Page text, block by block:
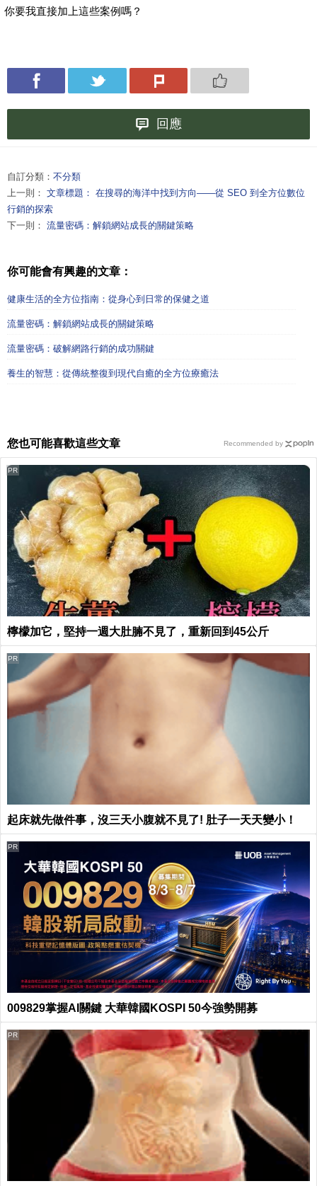
你要我直接加上這些案例嗎？
回應
自訂分類： 不分類
上一則： 文章標題： 在搜尋的海洋中找到方向——從 SEO 到全方位數位
行銷的探索
下一則： 流量密碼：解鎖網站成長的關鍵策略
你可能會有興趣的文章：
健康生活的全方位指南：從身心到日常的保健之道
流量密碼：解鎖網站成長的關鍵策略
流量密碼：破解網路行銷的成功關鍵
養生的智慧：從傳統整復到現代自癒的全方位療癒法
您也可能喜歡這些文章
檸檬加它，堅持一週大肚腩不見了，重新回到45公斤
PR
起床就先做件事，沒三天小腹就不見了! 肚子一天天變小！
PR
009829掌握AI關鍵 大華韓國KOSPI 50今強勢開募
PR
PR
Recommended by